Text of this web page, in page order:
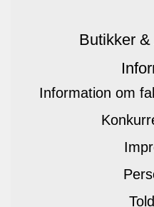
Butikker
Information om